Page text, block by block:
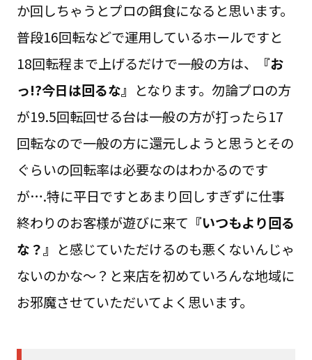
か回しちゃうとプロの餌食になると思います。
普段16回転などで運用しているホールですと
18回転程まで上げるだけで一般の方は、
『お
っ!?今日は回るな』 となります。勿論プロの方
が19.5回転回せる台は一般の方が打ったら17
回転なので一般の方に還元しようと思うとその
ぐらいの回転率は必要なのはわかるのです
が….特に平日ですとあまり回しすぎずに仕事
終わりのお客様が遊びに来て 『いつもより回る
な？』 と感じていただけるのも悪くないんじゃ
ないのかな～？と来店を初めていろんな地域に
お邪魔させていただいてよく思います。